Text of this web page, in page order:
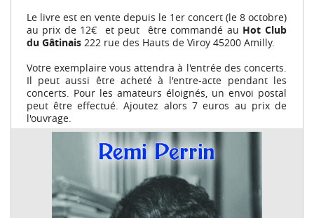
Le livre est en vente depuis le 1er concert (le 8 octobre)
au prix de 12€ et peut être commandé au Hot Club
du Gâtinais222 rue des Hauts de Viroy 45200 Amilly.
Votre exemplaire vous attendra à l'entrée des concerts.
Il peut aussi être acheté à l'entre-acte pendant les
concerts. Pour les amateurs éloignés, un envoi postal
peut être effectué. Ajoutez alors 7 euros au prix de
l'ouvrage.